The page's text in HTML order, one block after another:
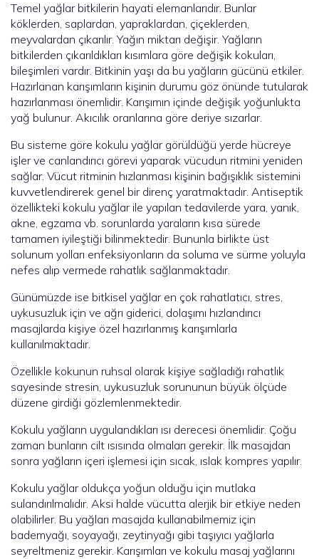
Temel yağlar bitkilerin hayati elemanlarıdır. Bunlar
köklerden, saplardan, yapraklardan, çiçeklerden,
meyvalardan çıkarılır. Yağın miktarı değişir. Yağların
bitkilerden çıkarıldıkları kısımlara göre değişik kokuları,
bileşimleri vardır. Bitkinin yaşı da bu yağların gücünü etkiler.
Hazırlanan karışımların kişinin durumu göz önünde tutularak
hazırlanması önemlidir. Karışımın içinde değişik yoğunlukta
yağ bulunur. Akıcılık oranlarına göre deriye sızarlar.
Bu sisteme göre kokulu yağlar görüldüğü yerde hücreye
işler ve canlandırıcı görevi yaparak vücudun ritmini yeniden
sağlar. Vücut ritminin hızlanması kişinin bağışıklık sistemini
kuvvetlendirerek genel bir direnç yaratmaktadır. Antiseptik
özellikteki kokulu yağlar ile yapılan tedavilerde yara, yanık,
akne, egzama vb. sorunlarda yaraların kısa sürede
tamamen iyileştiği bilinmektedir. Bununla birlikte üst
solunum yolları enfeksiyonların da soluma ve sürme yoluyla
nefes alıp vermede rahatlık sağlanmaktadır.
Günümüzde ise bitkisel yağlar en çok rahatlatıcı, stres,
uykusuzluk için ve ağrı giderici, dolaşımı hızlandırıcı
masajlarda kişiye özel hazırlanmış karışımlarla
kullanılmaktadır.
Özellikle kokunun ruhsal olarak kişiye sağladığı rahatlık
sayesinde stresin, uykusuzluk sorununun büyük ölçüde
düzene girdiği gözlemlenmektedir.
Kokulu yağların uygulandıkları ısı derecesi önemlidir. Çoğu
zaman bunların cilt ısısında olmaları gerekir. İlk masajdan
sonra yağların içeri işlemesi için sıcak, ıslak kompres yapılır.
Kokulu yağlar oldukça yoğun olduğu için mutlaka
sulandırılmalıdır. Aksi halde vücutta alerjik bir etkiye neden
olabilirler. Bu yağları masajda kullanabilmemiz için
bademyağı, soyayağı, zeytinyağı gibi taşıyıcı yağlarla
seyreltmeniz gerekir. Karışımları ve kokulu masaj yağlarını